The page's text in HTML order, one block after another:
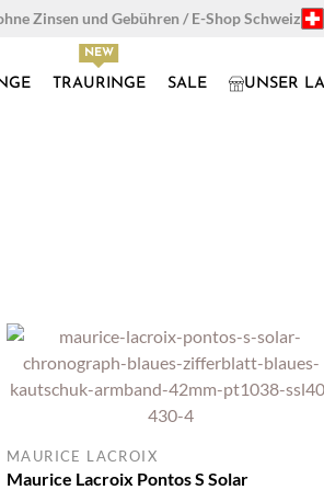
Zinsen und Gebühren / E-Shop Schweiz
TRAURINGE SALE UNSER
Maurice Lacroix Pontos S Solar
MAURICE LACROIX